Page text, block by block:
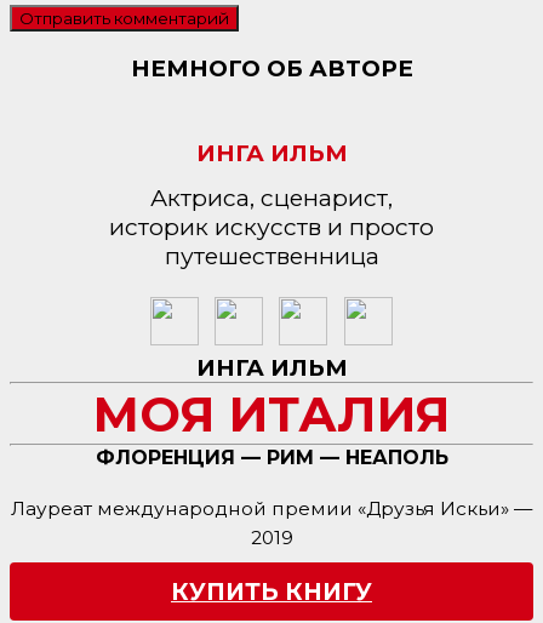
НЕМНОГО ОБ АВТОРЕ
ИНГА ИЛЬМ
Актриса, сценарист,
историк искусств и просто
путешественница
ИНГА ИЛЬМ
МОЯ ИТАЛИЯ
ФЛОРЕНЦИЯ — РИМ — НЕАПОЛЬ
Лауреат международной премии «Друзья Искьи» —
2019
КУПИТЬ КНИГУ